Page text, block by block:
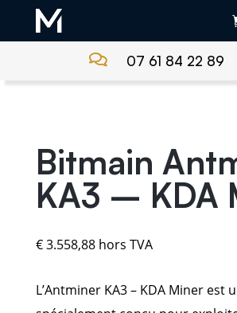
 07 61 84 22 89
Bitmain
KA3 – KDA
€3.558,88 hors TVA
L’Antminer KA3 – KDA Miner est